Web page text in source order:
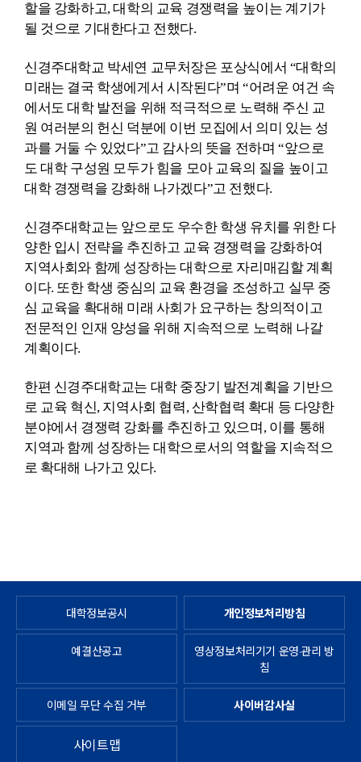
할을 강화하고,대학의 교육 경쟁력을 높이는 계기가
될 것으로 기대한다고 전했다.
신경주대학교 박세연 교무처장은 포상식에서 “대학의
미래는 결국 학생에게서 시작된다”며“어려운 여건 속
에서도 대학 발전을 위해 적극적으로 노력해 주신 교
원 여러분의 헌신 덕분에 이번 모집에서 의미 있는 성
과를 거둘 수 있었다”고 감사의 뜻을 전하며“앞으로
도 대학 구성원 모두가 힘을 모아 교육의 질을 높이고
대학 경쟁력을 강화해 나가겠다”고 전했다.
신경주대학교는 앞으로도 우수한 학생 유치를 위한 다
양한 입시 전략을 추진하고 교육 경쟁력을 강화하여
지역사회와 함께 성장하는 대학으로 자리매김할 계획
이다. 또한 학생 중심의 교육 환경을 조성하고 실무 중
심 교육을 확대해 미래 사회가 요구하는 창의적이고
전문적인 인재 양성을 위해 지속적으로 노력해 나갈
계획이다.
한편 신경주대학교는 대학 중장기 발전계획을 기반으
로 교육 혁신, 지역사회 협력,산학협력 확대 등 다양한
분야에서 경쟁력 강화를 추진하고 있으며 , 이를 통해
지역과 함께 성장하는 대학으로서의 역할을 지속적으
로 확대해 나가고 있다.
대학정보공시 개인정보처리방침
예결산공고
영상정보처리기기 운영·관리 방
침
이메일 무단 수집 거부 사이버감사실
사이트맵